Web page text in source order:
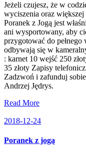
Jeżeli czujesz, że w
wyciszenia oraz większej
Poranek z Jogą jest
ani wysportowany, aby
przygotować do
odbywają się w
: karnet 10 wejść 250
35 złoty Zapisy
Zadzwoń i zafunduj
Andrzej Jędrys.
Read More
2018-12-24
Poranek z jogą